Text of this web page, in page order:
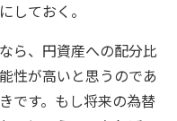
しておく。
ら、円資産への配分比
性が高いと思うのであ
です。もし将来の為替